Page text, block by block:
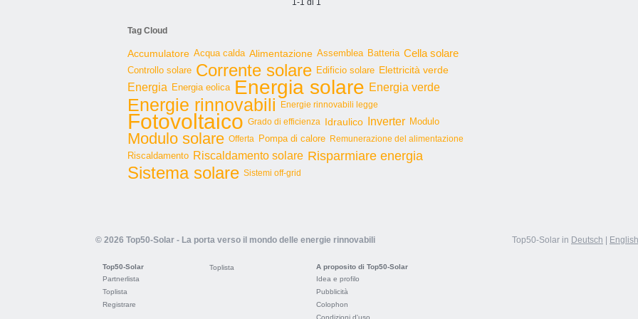
1-1 di 1
Tag Cloud
Accumulatore Acqua calda Alimentazione Assemblea Batteria Cella solare
Controllo solare Corrente solare Edificio solare Elettricità verde
Energia Energia eolica Energia solare Energia verde
Energie rinnovabili Energie rinnovabili legge
Fotovoltaico Grado di efficienza Idraulico Inverter Modulo
Modulo solare Offerta Pompa di calore Remunerazione del alimentazione
Riscaldamento Riscaldamento solare Risparmiare energia
Sistema solare Sistemi off-grid
© 2026 Top50-Solar - La porta verso il mondo delle energie rinnovabili Top50-Solar in Deutsch English
Top50-Solar
Partnerlista
Toplista
Registrare
Toplista
A proposito di Top50-Solar
Idea e profilo
Pubblicità
Colophon
Condizioni d'uso